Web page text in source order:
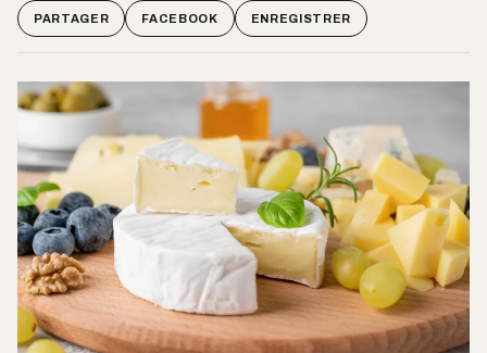
PARTAGER FACEBOOK ENREGISTRER